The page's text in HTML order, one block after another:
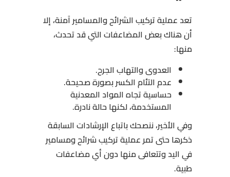
تعد عملية تركيب الشرائح والمسامير آمنة، إلا
أن هناك بعض المضاعفات التي قد تحدث،
منها:
العدوى والتهاب الجرح.
عدم التئام الكسر بصورة صحيحة.
حساسية تجاه المواد المعدنية
المستخدمة، لكنها حالة نادرة.
وفي الأخير، ننصحك باتباع الإرشادات السابقة
ذكرها حتى تمر عملية تركيب شرائح ومسامير
في اليد وتتعافى منها دون أي مضاعفات
طبية.